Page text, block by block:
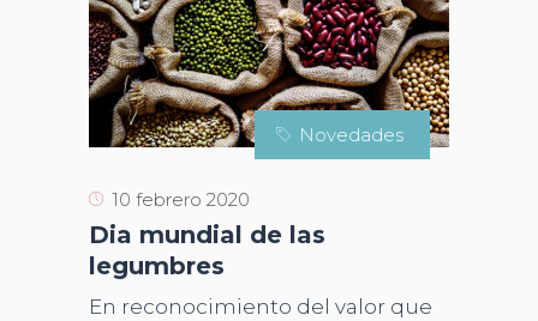
Novedades
10 febrero 2020
Dia mundial de las
legumbres
En reconocimiento del valor que